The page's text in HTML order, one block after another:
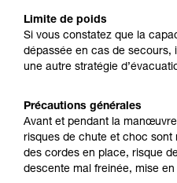
Limite de poids
Si vous constatez que la
dépassée en cas de secours,
une autre stratégie
Précautions générales
Avant et pendant la
risques de chute et choc sont
des cordes en place, risque
descente mal freinée, mise